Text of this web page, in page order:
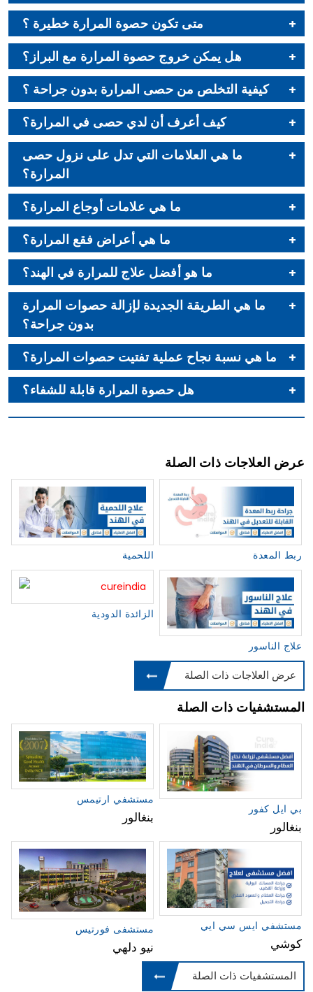
متى تكون حصوة المرارة خطيرة ؟
هل يمكن خروج حصوة المرارة مع البراز؟
كيفية التخلص من حصى المرارة بدون جراحة ؟
كيف أعرف أن لدي حصى في المرارة؟
ما هي العلامات التي تدل على نزول حصى
المرارة؟
ما هي علامات أوجاع المرارة؟
ما هي أعراض فقع المرارة؟
ما هو أفضل علاج للمرارة في الهند؟
ما هي الطريقة الجديدة لإزالة حصوات المرارة
بدون جراحة؟
ما هي نسبة نجاح عملية تفتيت حصوات المرارة؟
هل حصوة المرارة قابلة للشفاء؟
عرض العلاجات ذات الصلة
اللحمية ربط المعدة
الزائدة الدودية
علاج الناسور
عرض العلاجات ذات الصلة
المستشفيات ذات الصلة
مستشفي ارتيمس
بنغالور بي ايل كفور
بنغالور
مستشفى فورتيس
نيو دلهي
مستشفي ايس سي ايي
كوشي
المستشفيات ذات الصلة